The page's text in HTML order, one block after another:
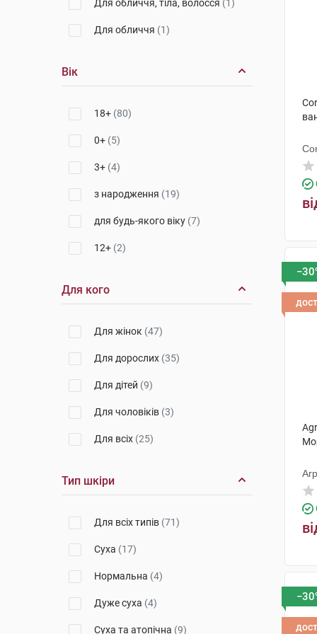
Ляборатуар SVR
Для обличчя, тіла, волосся (1)
Для обличчя (1)
Вік
18+ (80)
0+ (5)
3+ (4)
з народження (19)
для будь-якого віку (7)
12+ (2)
Для кого
Для жінок (47)
Для дорослих (35)
Для дітей (9)
Для чоловіків (3)
Для всіх (25)
Тип шкіри
Для всіх типів (71)
Суха (17)
Нормальна (4)
Дуже суха (4)
Суха та атопічна (9)